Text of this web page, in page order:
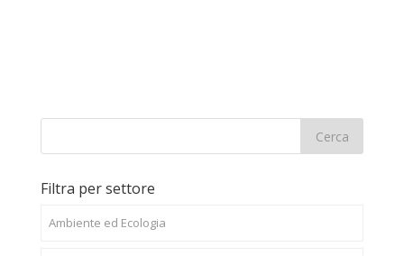
Filtra per settore
Ambiente ed Ecologia